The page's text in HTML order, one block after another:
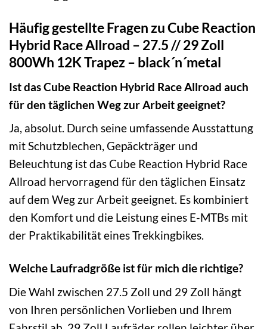
Häufig gestellte Fragen zu Cube Reaction
Hybrid Race Allroad – 27.5 // 29 Zoll
800Wh 12K Trapez – black´n´metal
Ist das Cube Reaction Hybrid Race Allroad auch
für den täglichen Weg zur Arbeit geeignet?
Ja, absolut. Durch seine umfassende Ausstattung
mit Schutzblechen, Gepäckträger und
Beleuchtung ist das Cube Reaction Hybrid Race
Allroad hervorragend für den täglichen Einsatz
auf dem Weg zur Arbeit geeignet. Es kombiniert
den Komfort und die Leistung eines E-MTBs mit
der Praktikabilität eines Trekkingbikes.
Welche Laufradgröße ist für mich die richtige?
Die Wahl zwischen 27.5 Zoll und 29 Zoll hängt
von Ihren persönlichen Vorlieben und Ihrem